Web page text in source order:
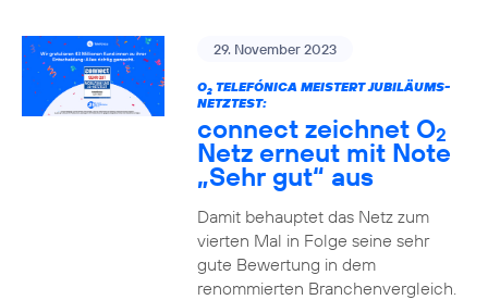
29. November 2023
O2TELEFÓNICA MEISTERT JUBILÄUMS-
NETZTEST:
connect zeichnet O2
Netz erneut mit Note
„Sehr gut“ aus
Damit behauptet das Netz zum
vierten Mal in Folge seine sehr
gute Bewertung in dem
renommierten Branchenvergleich.